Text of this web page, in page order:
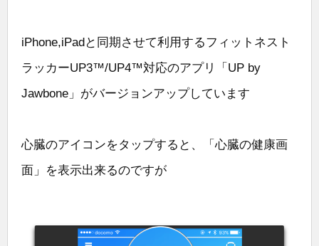
iPhone,iPadと同期させて利用するフィットネスト
ラッカーUP3™/UP4™対応のアプリ「UP by
Jawbone」がバージョンアップしています
心臓のアイコンをタップすると、「心臓の健康画
面」を表示出来るのですが